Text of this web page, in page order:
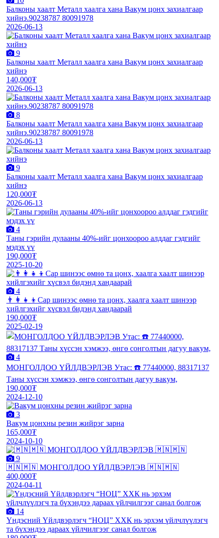
Балконы хаалт Металл хаалга хана Вакум цонх захиалгаар
хийнэ.90238787 80091978
2026-06-13
9
Балконы хаалт Металл хаалга хана Вакум цонх захиалгаар
хийнэ
140,000₮
2026-06-13
8
Балконы хаалт Металл хаалга хана Вакум цонх захиалгаар
хийнэ.90238787 80091978
2026-06-13
9
Балконы хаалт Металл хаалга хана Вакум цонх захиалгаар
хийнэ
120,000₮
2026-06-13
4
Таны гэрийн дулааны 40%-ийг цонхоороо алддаг гэдгийг
мэдэх үү
190,000₮
2025-10-20
4
👨‍👩‍👧‍👦Сар шинээс өмнө та цонх, хаалга хаалт шинээр
хийлгэхийг хүсвэл бидэнд хандаарай
190,000₮
2025-02-19
4
МОНГОЛДОО ҮЙЛДВЭРЛЭВ Утас: ☎️ 77440000, 88317137
Таны хүссэн хэмжээ, өнгө сонголтын дагуу вакум,
190,000₮
2024-12-10
3
Вакум цонхны резин жийрэг зарна
165,000₮
2024-10-10
9
🇲🇳🇲🇳 МОНГОЛДОО ҮЙЛДВЭРЛЭВ 🇲🇳🇲🇳
400,000₮
2024-04-11
14
Үндэсний Үйлдвэрлэгч “НОЦ” ХХК нь эрхэм үйлчлүүлэгч
та бүхэндээ дараах үйлчилгээг санал болгож